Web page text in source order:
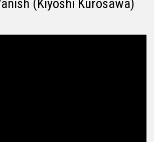
(Kiyoshi Kurosawa)